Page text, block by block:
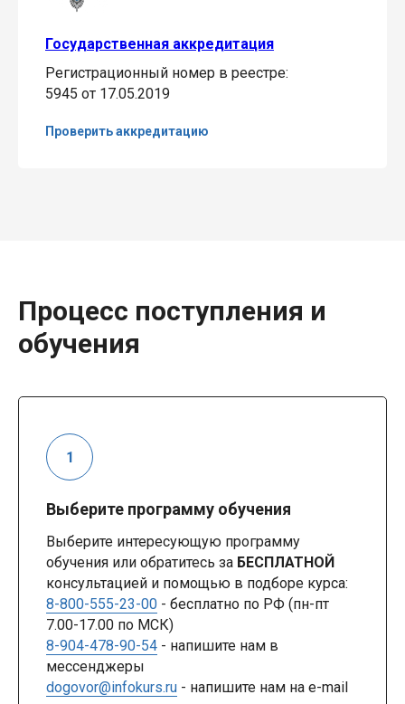
Государственная аккредитация
Регистрационный номер в реестре:
5945 от 17.05.2019
Проверить аккредитацию
Процесс поступления и
обучения
Выберите программу обучения
Выберите интересующую программу
обучения или обратитесь за БЕСПЛАТНОЙ
консультацией и помощью в подборе курса:
8-800-555-23-00 - бесплатно по РФ (пн-пт
7.00-17.00 по МСК)
8-904-478-90-54 - напишите нам в
мессенджеры
dogovor@infokurs.ru - напишите нам на e-mail